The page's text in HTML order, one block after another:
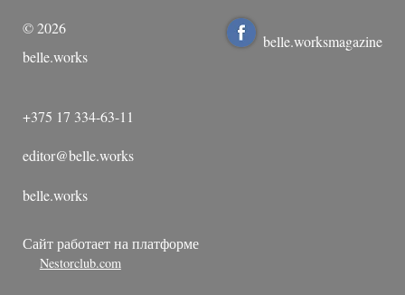
©2026
belle.works
+375 17 334-63-11
editor@belle.works
belle.works
Сайт работает на платформе
Nestorclub.com
belle.worksmagazine